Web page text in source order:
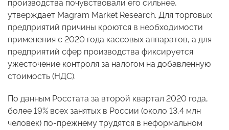
производства почувствовали его сильнее,
утверждает Magram Market Research. Для торговых
предприятий причины кроются в необходимости
применения с 2020 года кассовых аппаратов, а для
предприятий сфер производства фиксируется
ужесточение контроля за налогом на добавленную
стоимость (НДС).
По данным Росстата за второй квартал 2020 года,
более 19% всех занятых в России (около 13,4 млн
человек) по-прежнему трудятся в неформальном